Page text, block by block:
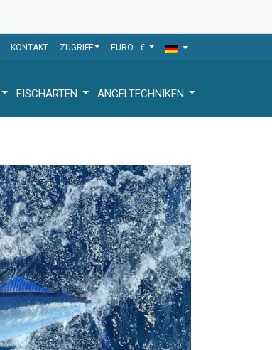
KONTAKT ZUGRIFF EURO - €
FISCHARTEN ANGELTECHNIKEN